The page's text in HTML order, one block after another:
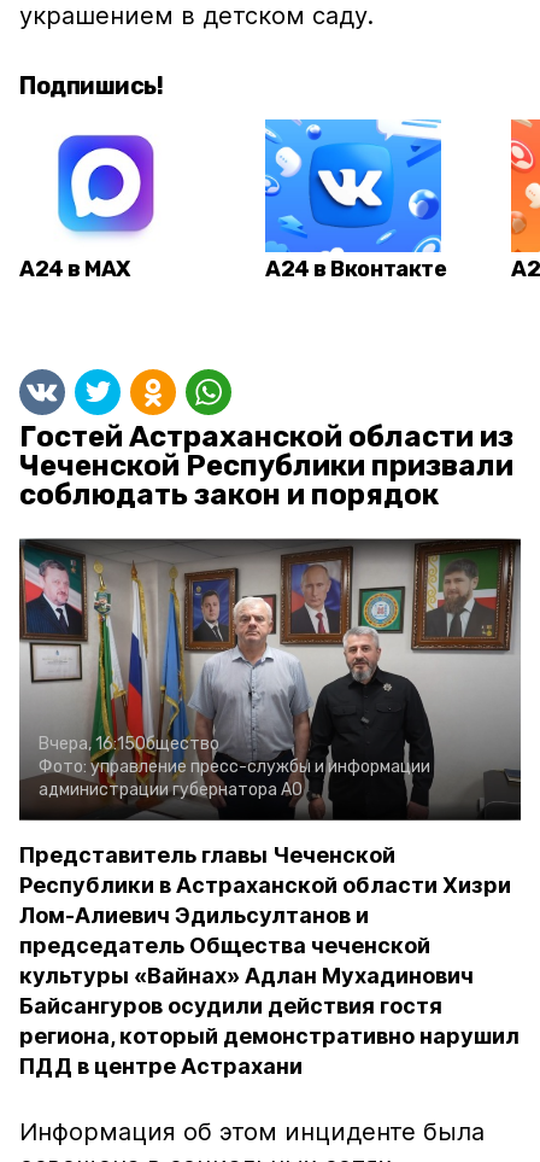
украшением в детском саду.
Подпишись!
А24 в MAX А24 в Вконтакте
Гостей Астраханской области из
Чеченской Республики призвали
соблюдать закон и порядок
Вчера, 16:15Общество
Фото: управление пресс-службы и информации
администрации губернатора АО
Представитель главы Чеченской
Республики в Астраханской области Хизри
Лом-Алиевич Эдильсултанов и
председатель Общества чеченской
культуры «Вайнах» Адлан Мухадинович
Байсангуров осудили действия гостя
региона, который демонстративно нарушил
ПДД в центре Астрахани
Информация об этом инциденте была